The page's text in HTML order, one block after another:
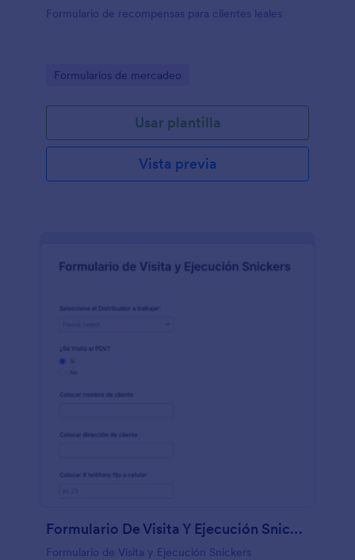
Formulario de recompensas para clientes leales
Go to Category:
Formularios de mercadeo
Usar plantilla
Vista previa
Formulario De Visita Y Ejecución Snickers
Formulario de Visita y Ejecución Snickers